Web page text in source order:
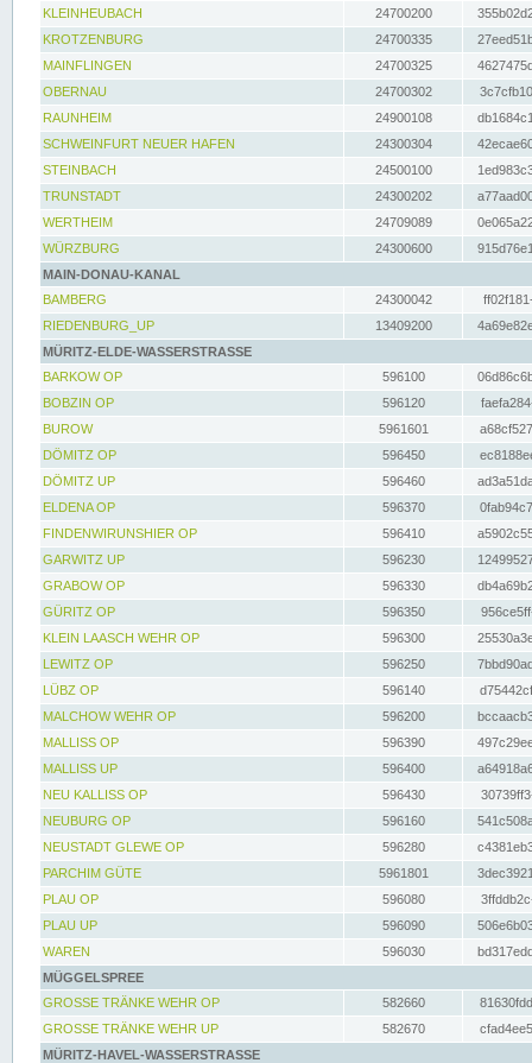
KLEINHEUBACH 24700200
KROTZENBURG
24700335
MAINFLINGEN
24700325
OBERNAU
24700302
RAUNHEIM
24900108
SCHWEINFURT NEUER HAFEN
24300304
STEINBACH
24500100
TRUNSTADT
24300202
WERTHEIM
24709089
WÜRZBURG
24300600
MAIN-DONAU-KANAL
BAMBERG
24300042
RIEDENBURG_UP
13409200
MÜRITZ-ELDE-WASSERSTRASSE
BARKOW OP
596100
BOBZIN OP
596120
BUROW
5961601
DÖMITZ OP
596450
DÖMITZ UP
596460
ELDENA OP
596370
FINDENWIRUNSHIER OP
596410
GARWITZ UP
596230
GRABOW OP
596330
GÜRITZ OP
596350
KLEIN LAASCH WEHR OP
596300
LEWITZ OP
596250
LÜBZ OP
596140
MALCHOW WEHR OP
596200
MALLISS OP
596390
MALLISS UP
596400
NEU KALLISS OP
596430
NEUBURG OP
596160
NEUSTADT GLEWE OP
596280
PARCHIM GÜTE
5961801
PLAU OP
596080
PLAU UP
596090
WAREN
596030
MÜGGELSPREE
GROSSE TRÄNKE WEHR OP
582660
GROSSE TRÄNKE WEHR UP
582670
MÜRITZ-HAVEL-WASSERSTRASSE